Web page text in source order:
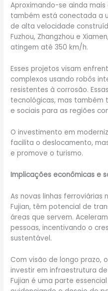
Aproximando-se ainda mais
também está conectada a
de alta velocidade
Fuzhou, Zhangzhou e
atingem até 350 km/h.
Esses projetos visam
complexos usando robôs
resistentes à corrosão.
tecnológicas, mas também
e sociais para as regiões
O investimento em
facilita o deslocamento,
e promove o turismo.
Implicações econômicas e
As novas linhas ferroviárias
Fujian, têm potencial de
áreas que servem.
pessoas, incentivando o
sustentável.
Com visão de longo prazo,
investir em infraestrutura
Fujian é uma parte